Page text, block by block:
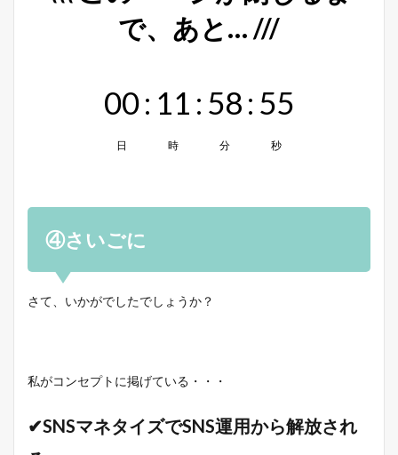
で、あと… ///
00
日
: 11
時
: 58
分
: 55
秒
④さいごに
さて、いかがでしたでしょうか？
私がコンセプトに掲げている・・・
✔SNSマネタイズでSNS運用から解放され